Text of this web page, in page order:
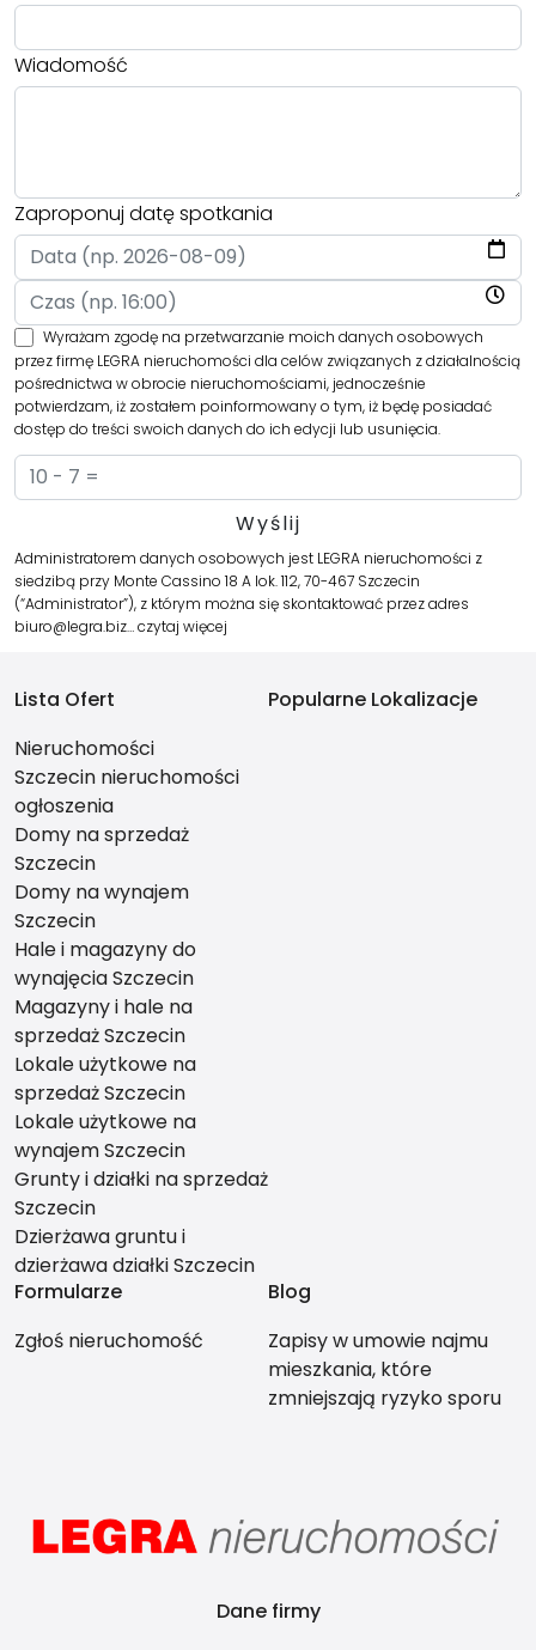
Wiadomość
Zaproponuj datę spotkania
Wyrażam zgodę na przetwarzanie moich danych osobowych
przez firmę LEGRA nieruchomości dla celów związanych z działalnością
pośrednictwa w obrocie nieruchomościami, jednocześnie
potwierdzam, iż zostałem poinformowany o tym, iż będę posiadać
dostęp do treści swoich danych do ich edycji lub usunięcia.
Administratorem danych osobowych jest LEGRA nieruchomości z
siedzibą przy Monte Cassino 18 A lok. 112, 70-467 Szczecin
(“Administrator”), z którym można się skontaktować przez adres
biuro@legra.biz…czytaj więcej
Lista Ofert
Nieruchomości
Szczecin nieruchomości
ogłoszenia
Domy na sprzedaż
Szczecin
Domy na wynajem
Szczecin
Hale i magazyny do
wynajęcia Szczecin
Magazyny i hale na
sprzedaż Szczecin
Lokale użytkowe na
sprzedaż Szczecin
Lokale użytkowe na
wynajem Szczecin
Grunty i działki na sprzedaż
Szczecin
Dzierżawa gruntu i
dzierżawa działki Szczecin
Popularne Lokalizacje
Formularze
Zgłoś nieruchomość
Blog
Zapisy w umowie najmu
mieszkania, które
zmniejszają ryzyko sporu
Dane firmy